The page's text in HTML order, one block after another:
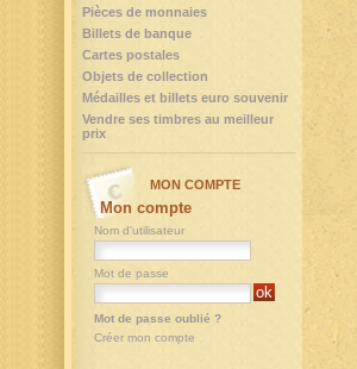
Pièces de monnaies
Billets de banque
Cartes postales
Objets de collection
Médailles et billets euro souvenir
Vendre ses timbres au meilleur
prix
MON COMPTE
Mon compte
Nom d'utilisateur
Mot de passe
Mot de passe oublié ?
Créer mon compte